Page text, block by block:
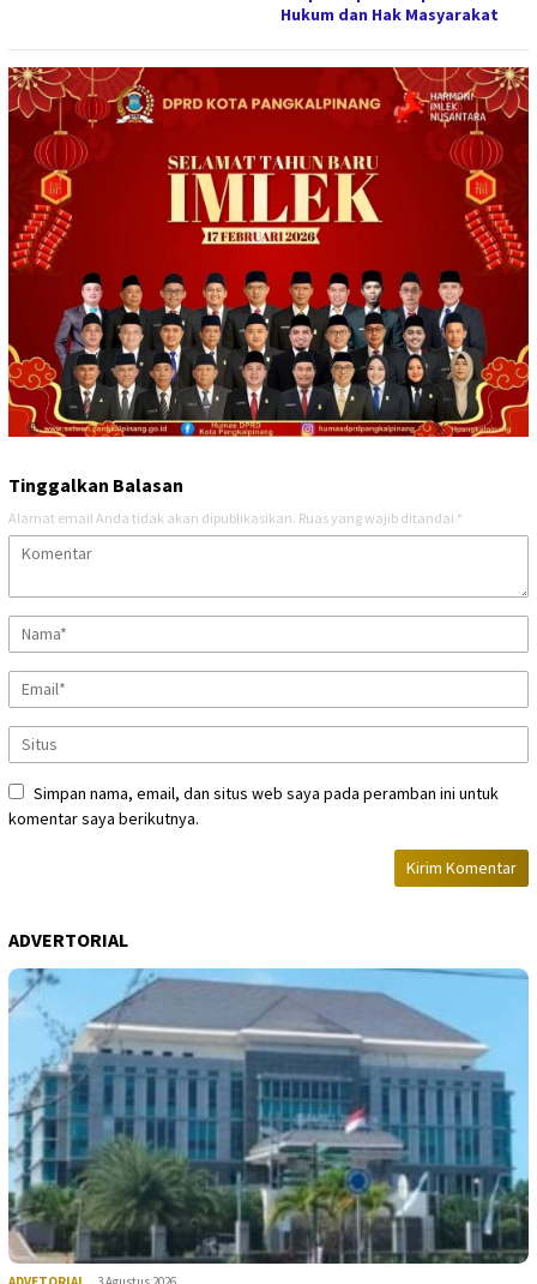
Hukum dan Hak Masyarakat
Tinggalkan Balasan
Alamat email Anda tidak akan dipublikasikan. Ruas yang wajib ditandai *
Simpan nama, email, dan situs web saya pada peramban ini untuk
komentar saya berikutnya.
ADVERTORIAL